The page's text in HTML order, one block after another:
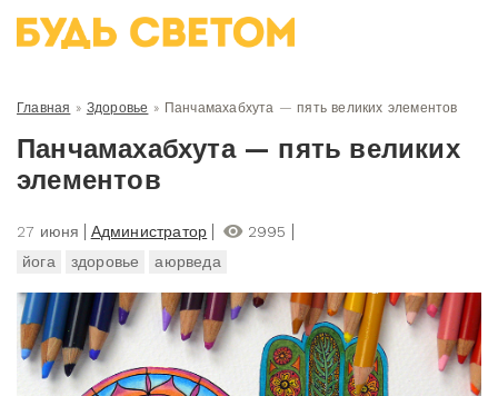
Главная » Здоровье » Панчамахабхута — пять великих элементов
Панчамахабхута — пять великих
элементов
27 июня Администратор
2995
йога
здоровье аюрведа